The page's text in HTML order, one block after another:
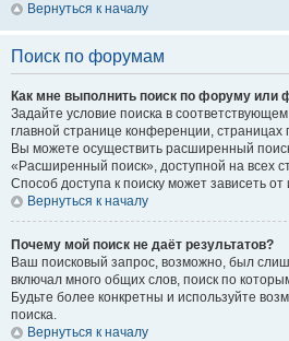
Вернуться к началу
Поиск по форумам
Как мне выполнить поиск по форуму или
Задайте условие поиска в
главной странице конференции,
Вы можете осуществить расширенный
«Расширенный поиск», доступной на всех
Способ доступа к поиску может зависеть от
Вернуться к началу
Почему мой поиск не даёт результатов?
Ваш поисковый запрос, возможно, был
включал много общих слов, поиск по
Будьте более конкретны и используйте
поиска.
Вернуться к началу